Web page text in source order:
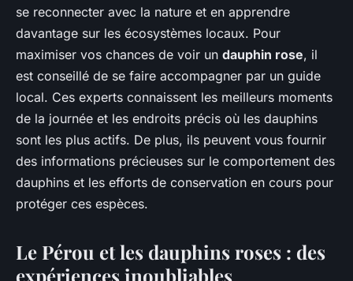
se reconnecter avec la nature et en apprendre
davantage sur les écosystèmes locaux. Pour
maximiser vos chances de voir un dauphin rose, il
est conseillé de se faire accompagner par un guide
local. Ces experts connaissent les meilleurs moments
de la journée et les endroits précis où les dauphins
sont les plus actifs. De plus, ils peuvent vous fournir
des informations précieuses sur le comportement des
dauphins et les efforts de conservation en cours pour
protéger ces espèces.
Le Pérou et les dauphins roses : des
expériences inoubliables